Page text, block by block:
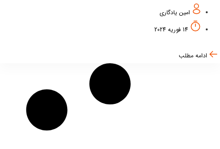
امین یادگاری
14 فوریه 2024
ادامه مطلب